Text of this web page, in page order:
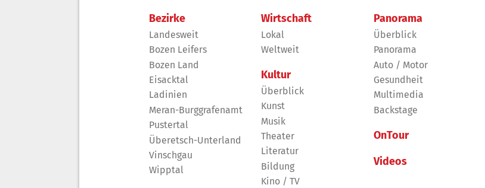
Bezirke
Landesweit
Bozen Leifers
Bozen Land
Eisacktal
Ladinien
Meran-Burggrafenamt
Pustertal
Überetsch-Unterland
Vinschgau
Wipptal
Wirtschaft
Lokal
Weltweit
Kultur
Überblick
Kunst
Musik
Theater
Literatur
Bildung
Kino / TV
Panorama
Überblick
Panorama
Auto / Motor
Gesundheit
Multimedia
Backstage
OnTour
Videos